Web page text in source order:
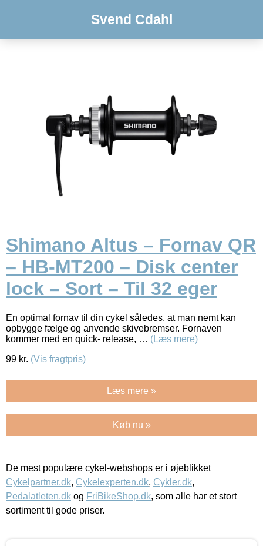
Svend Cdahl
Shimano Altus – Fornav QR
– HB-MT200 – Disk center
lock – Sort – Til 32 eger
En optimal fornav til din cykel således, at man nemt kan
opbygge fælge og anvende skivebremser. Fornaven
kommer med en quick- release, … (Læs mere)
99 kr. (Vis fragtpris)
Læs mere »
Køb nu »
De mest populære cykel-webshops er i øjeblikket
Cykelpartner.dk, Cykelexperten.dk, Cykler.dk,
Pedalatleten.dk og FriBikeShop.dk, som alle har et stort
sortiment til gode priser.